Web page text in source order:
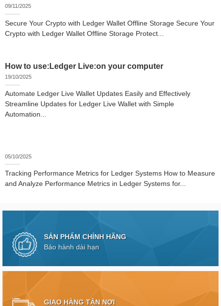
09/11/2025
Secure Your Crypto with Ledger Wallet Offline Storage Secure Your
Crypto with Ledger Wallet Offline Storage Protect...
How to use:Ledger Live:on your computer
19/10/2025
Automate Ledger Live Wallet Updates Easily and Effectively
Streamline Updates for Ledger Live Wallet with Simple
Automation...
05/10/2025
Tracking Performance Metrics for Ledger Systems How to Measure
and Analyze Performance Metrics in Ledger Systems for...
SẢN PHẨM CHÍNH HÃNG
Bảo hành dài hạn
GIAO HÀNG TẬN NƠI